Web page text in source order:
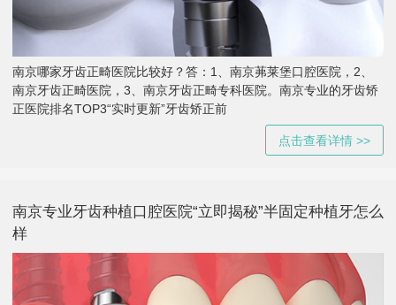
南京哪家牙齿正畸医院比较好？答：1、南京茀莱堡口腔医院，2、
南京牙齿正畸医院，3、南京牙齿正畸专科医院。南京专业的牙齿矫
正医院排名TOP3“实时更新”牙齿矫正前
点击查看详情 >>
南京专业牙齿种植口腔医院“立即揭秘”半固定种植牙怎么
样